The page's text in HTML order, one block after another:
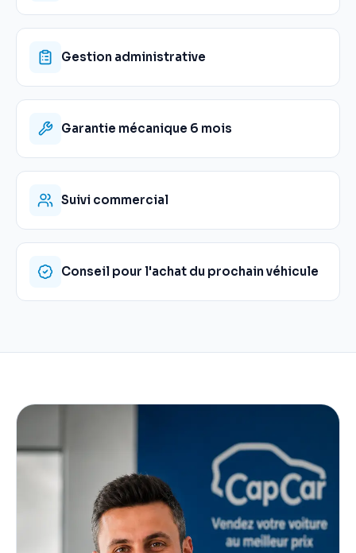
Gestion administrative
Garantie mécanique 6 mois
Suivi commercial
Conseil pour l'achat du prochain véhicule